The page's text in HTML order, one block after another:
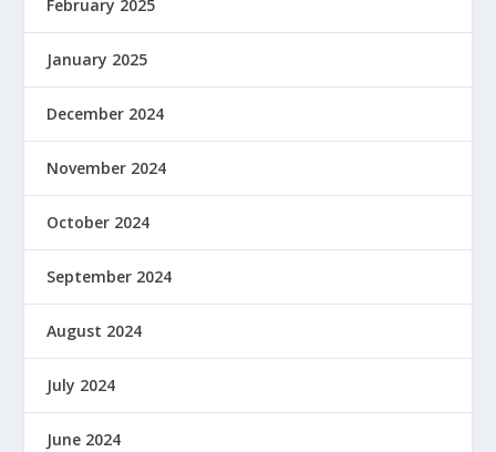
February 2025
January 2025
December 2024
November 2024
October 2024
September 2024
August 2024
July 2024
June 2024